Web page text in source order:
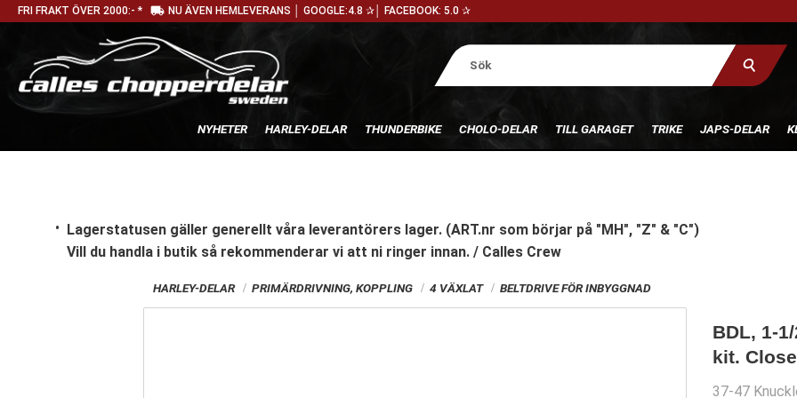
FRI FRAKT ÖVER 2000:- * local_shipping NU ÄVEN HEMLEVERANS │ GOOGLE:4.8 ✰│ FACEBOOK: 5.0 ✰
NYHETER HARLEY-DELAR THUNDERBIKE CHOLO-DELAR TILL GARAGET TRIKE JAPS-DELAR
Lagerstatusen gäller generellt våra leverantörers lager. (ART.nr som börjar på "MH", "Z" & "C")
Vill du handla i butik så rekommenderar vi att ni ringer innan. / Calles Crew
HARLEY-DELAR PRIMÄRDRIVNING, KOPPLING 4 VÄXLAT BELTDRIVE FÖR INBYGGNAD
BDL, 1-
kit.
37-47